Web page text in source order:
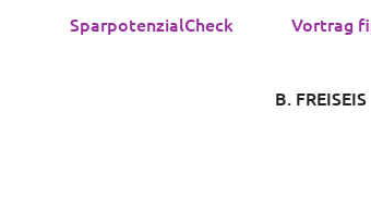
SparpotenzialCheck Vortrag
B. FREISEIS